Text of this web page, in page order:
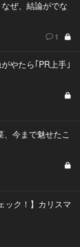
ぜ、結論がでな
1
やたら｢PR上手｣
、今まで魅せたこ
ック！】カリスマ